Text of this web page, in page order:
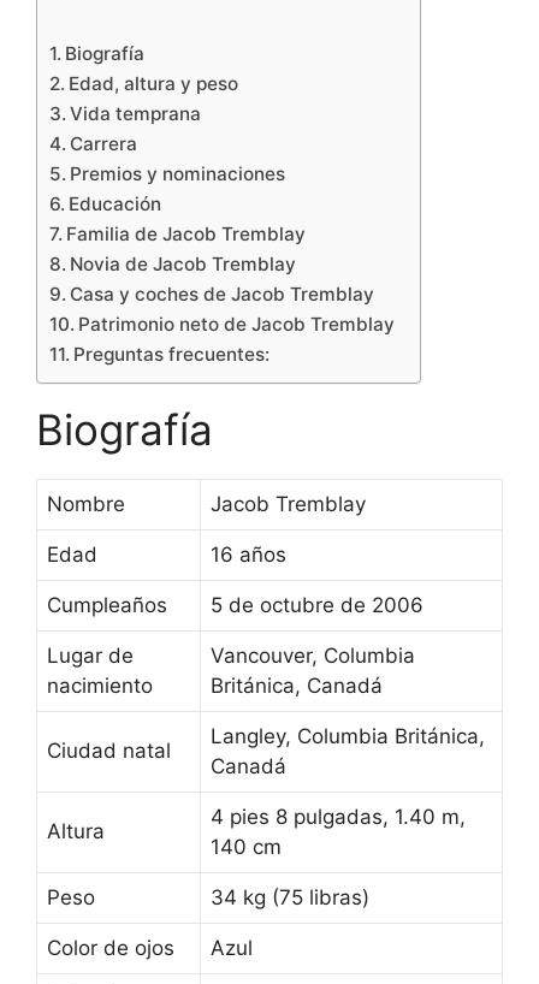
Biografía
Edad, altura y peso
Vida temprana
Carrera
Premios y nominaciones
Educación
Familia de Jacob Tremblay
Novia de Jacob Tremblay
Casa y coches de Jacob Tremblay
Patrimonio neto de Jacob Tremblay
Preguntas frecuentes:
Biografía
Nombre Jacob Tremblay
Edad 16 años
Cumpleaños 5 de octubre de 2006
Lugar de
nacimiento
Vancouver, Columbia
Británica, Canadá
Ciudad natal
Langley, Columbia Británica,
Canadá
Altura
4 pies 8 pulgadas, 1.40 m,
140 cm
Peso 34 kg (75 libras)
Color de ojos Azul